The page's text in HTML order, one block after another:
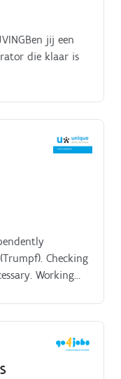
jij een
die klaar is
Checking
Working